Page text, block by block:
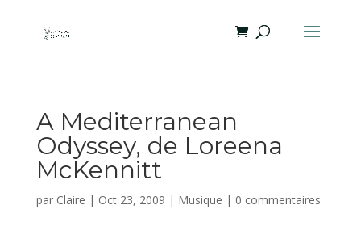
A Mediterranean
Odyssey, de Loreena
McKennitt
par Claire | Oct 23, 2009 | Musique | 0 commentaires